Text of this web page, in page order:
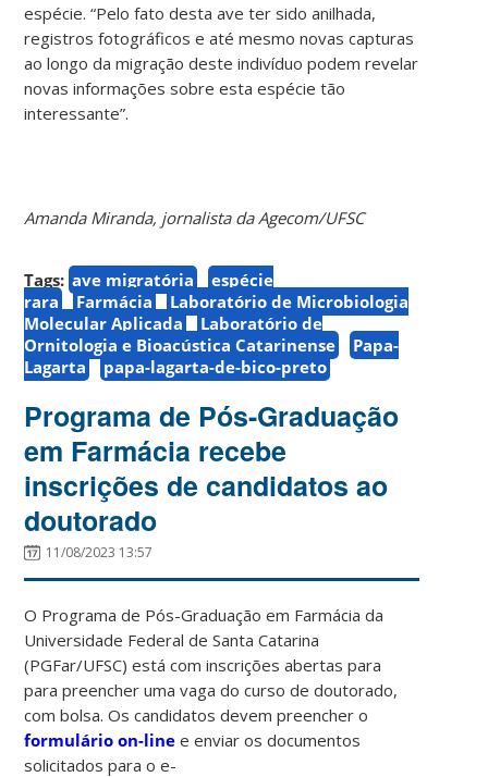
espécie. “Pelo fato desta ave ter sido anilhada,
registros fotográficos e até mesmo novas capturas
ao longo da migração deste indivíduo podem revelar
novas informações sobre esta espécie tão
interessante”.
Amanda Miranda, jornalista da Agecom/UFSC
Tags: ave migratória
espécie
rara
Farmácia
Laboratório de Microbiologia
Molecular Aplicada
Laboratório de
Ornitologia e Bioacústica Catarinense
Papa-
Lagarta
papa-lagarta-de-bico-preto
Programa de Pós-Graduação
em Farmácia recebe
inscrições de candidatos ao
doutorado
11/08/2023 13:57
O Programa de Pós-Graduação em Farmácia da
Universidade Federal de Santa Catarina
(PGFar/UFSC) está com inscrições abertas para
para preencher uma vaga do curso de doutorado,
com bolsa. Os candidatos devem preencher o
formulário on-line e enviar os documentos
solicitados para o e-